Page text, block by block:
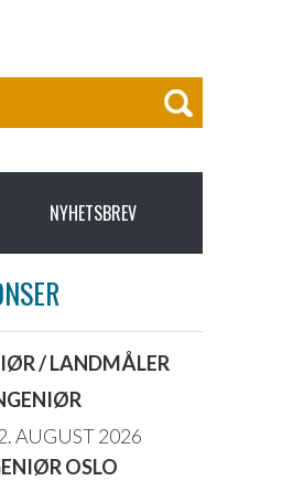
NYHETSBREV
/ LANDMÅLER
AUGUST 2026
OSLO